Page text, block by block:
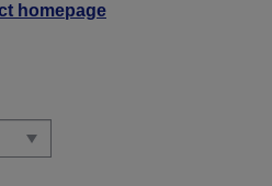
homepage